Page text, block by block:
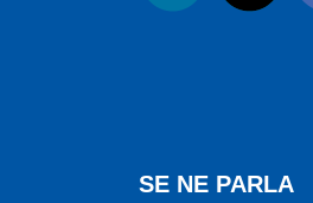
SE NE PARLA